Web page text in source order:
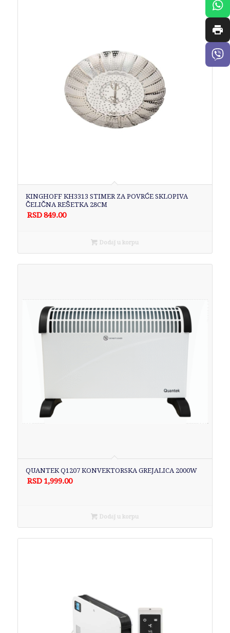
KINGHOFF KH3313 STIMER ZA POVRĆE SKLOPIVA
ČELIČNA REŠETKA 28CM
RSD849.00
Dodaj u korpu
QUANTEK Q1207 KONVEKTORSKA GREJALICA 2000W
RSD 1,999.00
Dodaj u korpu